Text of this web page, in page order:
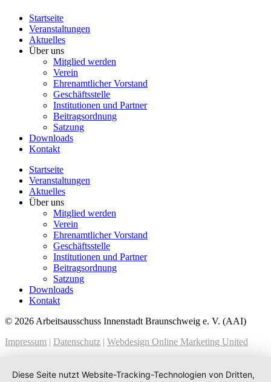
Startseite
Veranstaltungen
Aktuelles
Über uns
Mitglied werden
Verein
Ehrenamtlicher Vorstand
Geschäftsstelle
Institutionen und Partner
Beitragsordnung
Satzung
Downloads
Kontakt
Startseite
Veranstaltungen
Aktuelles
Über uns
Mitglied werden
Verein
Ehrenamtlicher Vorstand
Geschäftsstelle
Institutionen und Partner
Beitragsordnung
Satzung
Downloads
Kontakt
© 2026 Arbeitsausschuss Innenstadt Braunschweig e. V. (AAI)
Impressum | Datenschutz | Webdesign Online Marketing United
Diese Seite nutzt Website-Tracking-Technologien von Dritten,